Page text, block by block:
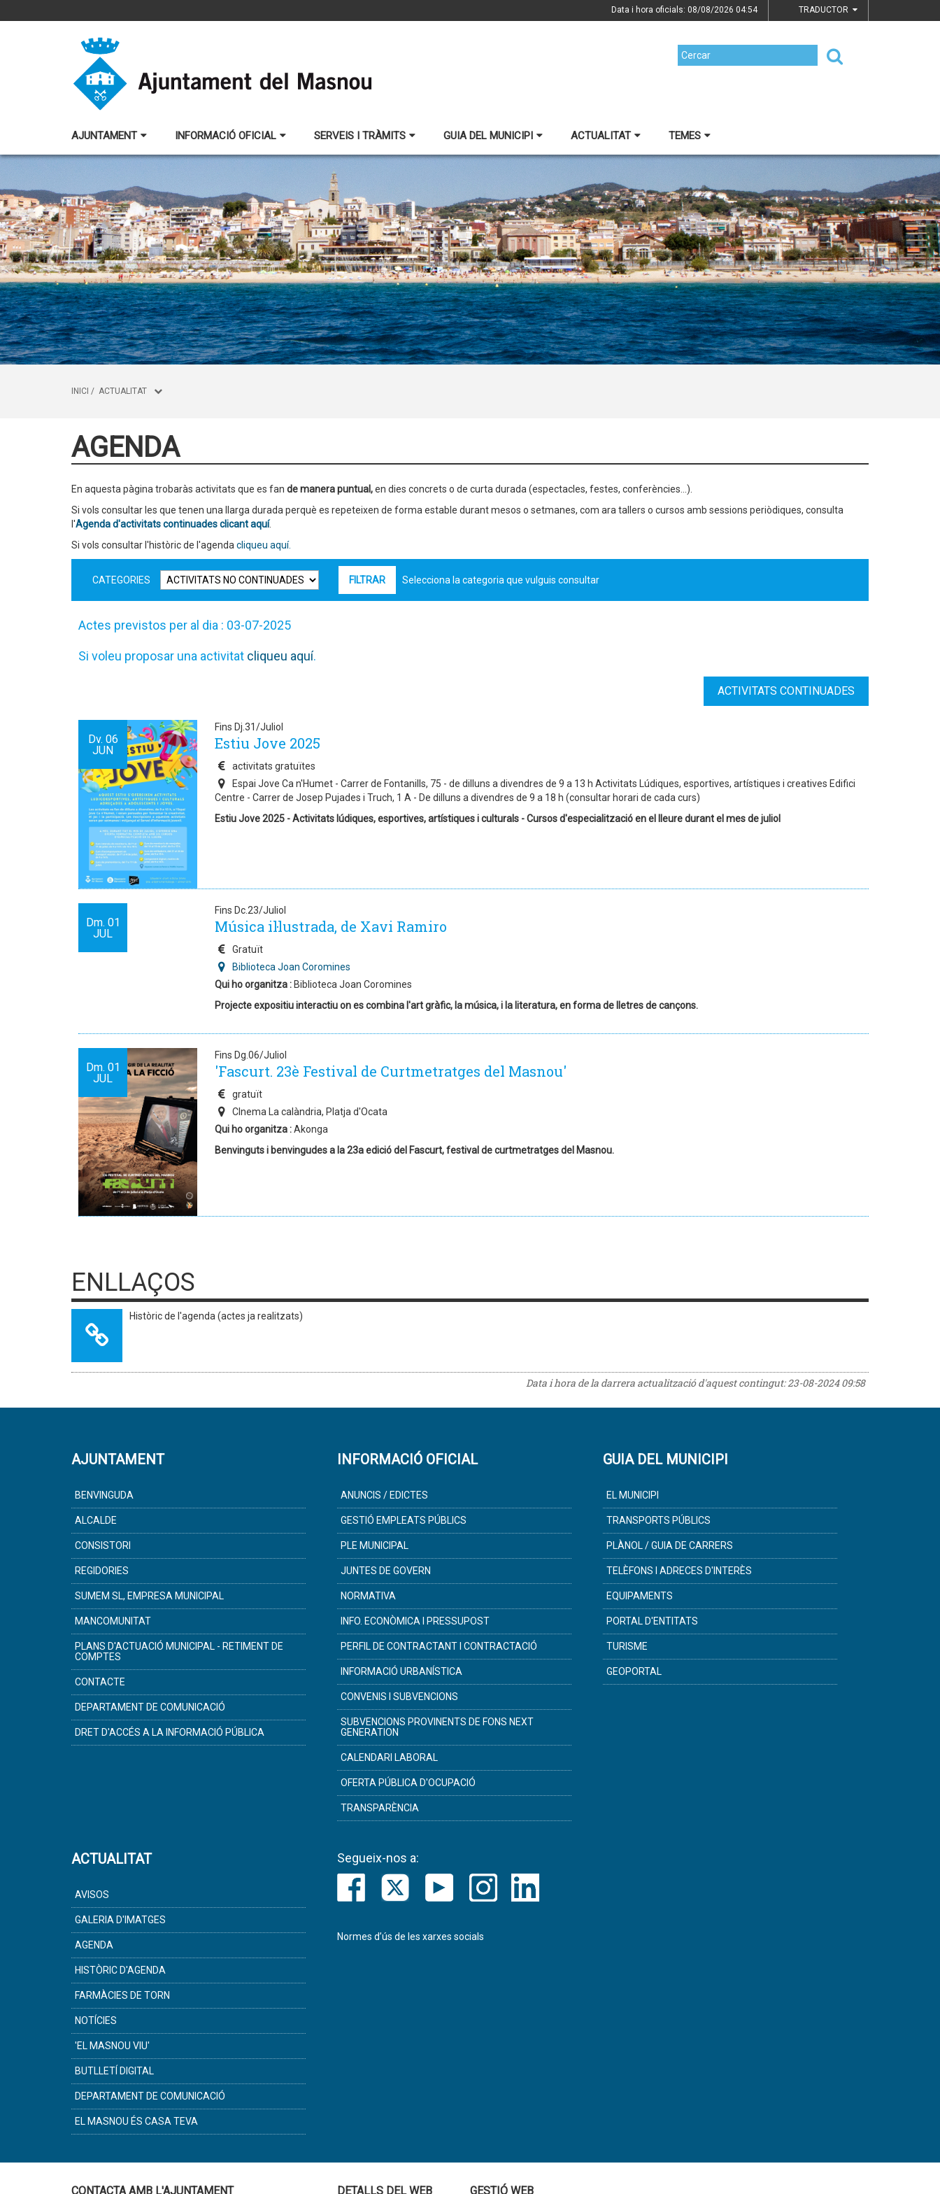
Data i hora oficials: 08/08/2026 04:54 TRADUCTOR
AJUNTAMENT INFORMACIÓ OFICIAL SERVEIS I TRÀMITS GUIA DEL MUNICIPI ACTUALITAT TEMES
INICI / ACTUALITAT
AGENDA
En aquesta pàgina trobaràs activitats que es fan de manera puntual,en dies concrets o de curta durada (espectacles, festes, conferències...).
Si vols consultar les que tenen una llarga durada perquè es repeteixen de forma estable durant mesos o setmanes, com ara tallers o cursos amb sessions periòdiques, consulta
l'Agenda d'activitats continuades clicant aquí.
Si vols consultar l'històric de l'agenda cliqueu aquí.
CATEGORIES Selecciona la categoria que vulguis consultar
Actes previstos per al dia : 03-07-2025
Si voleu proposar una activitat cliqueu aquí.
ACTIVITATS CONTINUADES
Dv. 06
JUN
Fins Dj.31/Juliol
Estiu Jove 2025
activitats gratuïtes
Espai Jove Ca n'Humet - Carrer de Fontanills, 75 - de dilluns a divendres de 9 a 13 h Activitats Lúdiques, esportives, artístiques i creatives Edifici
Centre - Carrer de Josep Pujades i Truch, 1 A - De dilluns a divendres de 9 a 18 h (consultar horari de cada curs)
Estiu Jove 2025 - Activitats lúdiques, esportives, artístiques i culturals - Cursos d'especialització en el lleure durant el mes de juliol
Dm. 01
JUL
Fins Dc.23/Juliol
Música il·lustrada, de Xavi Ramiro
Gratuït
Biblioteca Joan Coromines
Qui ho organitza :Biblioteca Joan Coromines
Projecte expositiu interactiu on es combina l'art gràfic, la música, i la literatura, en forma de lletres de cançons.
Dm. 01
JUL
Fins Dg.06/Juliol
'Fascurt. 23è Festival de Curtmetratges del Masnou'
gratuït
CInema La calàndria, Platja d'Ocata
Qui ho organitza :Akonga
Benvinguts i benvingudes a la 23a edició del Fascurt, festival de curtmetratges del Masnou.
ENLLAÇOS
Històric de l'agenda (actes ja realitzats)
Data i hora de la darrera actualització d'aquest contingut:23-08-2024 09:58
AJUNTAMENT
BENVINGUDA
ALCALDE
CONSISTORI
REGIDORIES
SUMEM SL, EMPRESA MUNICIPAL
MANCOMUNITAT
PLANS D'ACTUACIÓ MUNICIPAL - RETIMENT DE
COMPTES
CONTACTE
DEPARTAMENT DE COMUNICACIÓ
DRET D'ACCÉS A LA INFORMACIÓ PÚBLICA
INFORMACIÓ OFICIAL
ANUNCIS / EDICTES
GESTIÓ EMPLEATS PÚBLICS
PLE MUNICIPAL
JUNTES DE GOVERN
NORMATIVA
INFO. ECONÒMICA I PRESSUPOST
PERFIL DE CONTRACTANT I CONTRACTACIÓ
INFORMACIÓ URBANÍSTICA
CONVENIS I SUBVENCIONS
SUBVENCIONS PROVINENTS DE FONS NEXT
GENERATION
CALENDARI LABORAL
OFERTA PÚBLICA D'OCUPACIÓ
TRANSPARÈNCIA
GUIA DEL MUNICIPI
EL MUNICIPI
TRANSPORTS PÚBLICS
PLÀNOL / GUIA DE CARRERS
TELÈFONS I ADRECES D'INTERÈS
EQUIPAMENTS
PORTAL D'ENTITATS
TURISME
GEOPORTAL
ACTUALITAT
AVISOS
GALERIA D'IMATGES
AGENDA
HISTÒRIC D'AGENDA
FARMÀCIES DE TORN
NOTÍCIES
'EL MASNOU VIU'
BUTLLETÍ DIGITAL
DEPARTAMENT DE COMUNICACIÓ
EL MASNOU ÉS CASA TEVA
Segueix-nos a:
Normes d’ús de les xarxes socials
CONTACTA AMB L'AJUNTAMENT DETALLS DEL WEB GESTIÓ WEB